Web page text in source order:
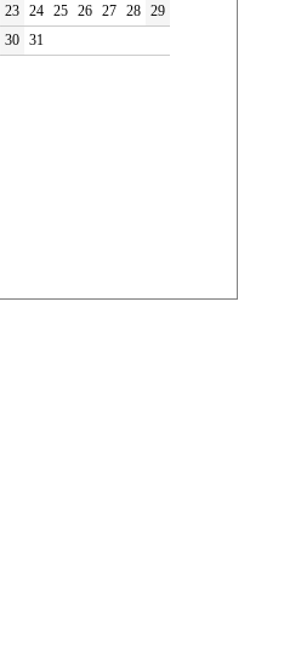
23 24 25 26 27 28 29
30 31